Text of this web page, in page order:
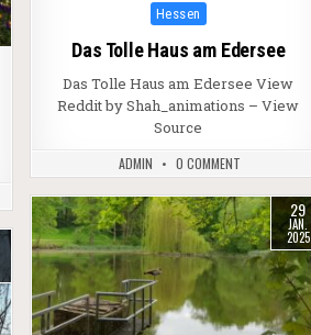
Posted in
Hessen
Das Tolle Haus am Edersee
Das Tolle Haus am Edersee View
Reddit by Shah_animations – View
Source
ADMIN 0 COMMENT
29
JAN.
2025